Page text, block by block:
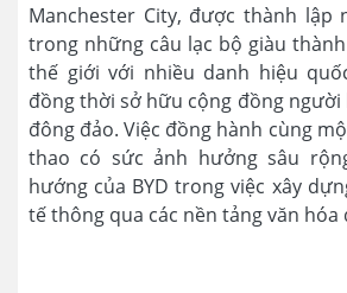
Manchester City, được thành lập
trong những câu lạc bộ giàu
thế giới với nhiều danh hiệu
đồng thời sở hữu cộng đồng người
đông đảo. Việc đồng hành cùng
thao có sức ảnh hưởng sâu
hướng của BYD trong việc xây
tế thông qua các nền tảng văn hóa